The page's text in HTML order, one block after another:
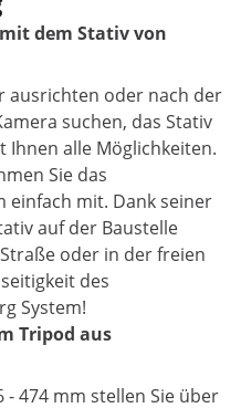
dem Stativ von
ausrichten oder nach der
suchen, das Stativ
Ihnen alle Möglichkeiten.
Sie das
einfach mit. Dank seiner
auf der Baustelle
oder in der freien
des
System!
Tripod aus
- 474 mm stellen Sie über